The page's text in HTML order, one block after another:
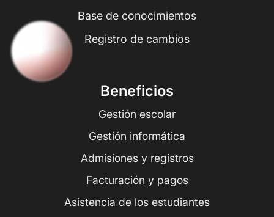
Base de conocimientos
Registro de cambios
Beneficios
Gestión escolar
Gestión informática
Admisiones y registros
Facturación y pagos
Asistencia de los estudiantes